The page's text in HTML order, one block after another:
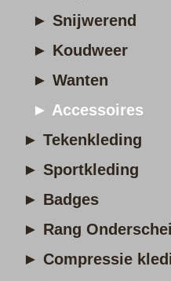
► Snijwerend
► Koudweer
► Wanten
► Accessoires
► Tekenkleding
► Sportkleding
► Badges
► Rang
► Compressie